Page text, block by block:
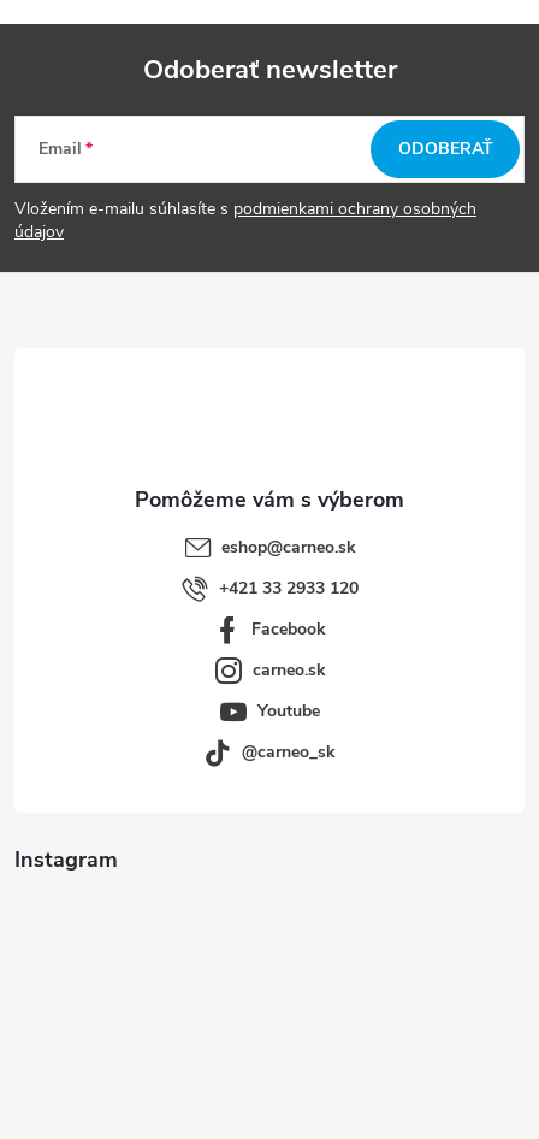
Z
á
p
Odoberať newsletter
Email
Vložením e-mailu súhlasíte s podmienkami ochrany osobných
údajov
ODOBERAŤ
Instagram
eshop@carneo.sk
+421 33 2933 120
Facebook
carneo.sk
Youtube
@carneo_sk